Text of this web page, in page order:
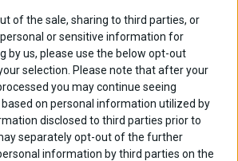
of the sale, sharing to third parties, or
or sensitive information for
by us, please use the below opt-out
selection. Please note that after your
you may continue seeing
on personal information utilized by
disclosed to third parties prior to
separately opt-out of the further
information by third parties on the
ΦΠΑ 30,00 €
Εκπτωση
ποσότητα φόρου
Τιμή / λ.: